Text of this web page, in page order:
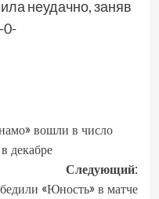
неудачно, заняв
0-
вошли в число
декабре
Следующий:
«Юность» в матче